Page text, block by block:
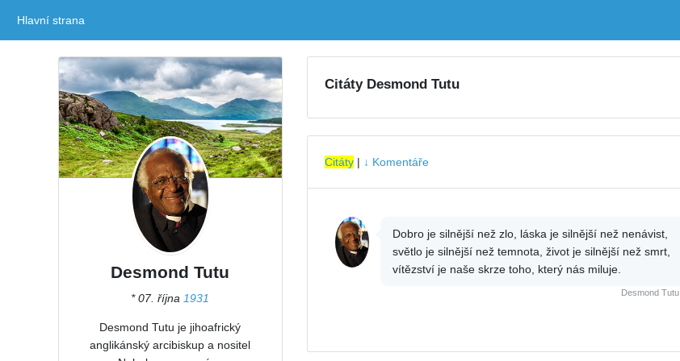
Hlavní strana
Desmond Tutu
* 07. října 1931
Desmond Tutu je jihoafrický
anglikánský arcibiskup a nositel
Citáty Desmond Tutu
Citáty| ↓ Komentáře
Dobro je silnější než zlo, láska je silnější než nenávist,
světlo je silnější než temnota, život je silnější než smrt,
vítězství je naše skrze toho, který nás miluje.
Desmond Tutu